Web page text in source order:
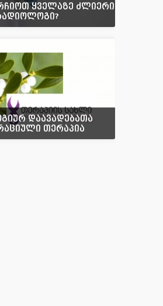
ყველაზე ძლიერი
დაავადებათა
თერაპია